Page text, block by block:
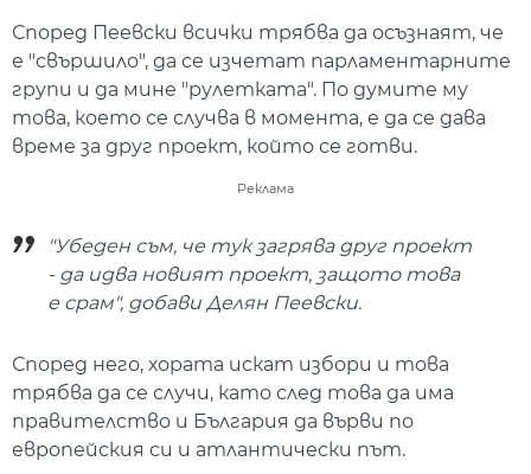
Според Пеевски всички трябва да осъзнаят, че
е "свършило", да се изчетат парламентарните
групи и да мине "рулетката". По думите му
това, което се случва в момента, е да се дава
време за друг проект, който се готви.
Реклама
"Убеден съм, че тук загрява друг проект
- да идва новият проект, защото това
е срам", добави Делян Пеевски.
Според него, хората искат избори и това
трябва да се случи, като след това да има
правителство и България да върви по
европейския си и атлантически път.